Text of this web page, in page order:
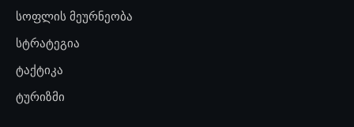
სოფლის მეურნეობა
სტრატეგია
ტაქტიკა
ტურიზმი